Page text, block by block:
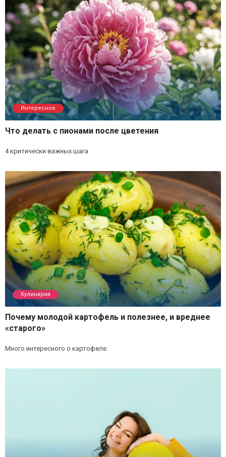
Интересное
Что делать с пионами после цветения
4 критически важных шага
Кулинария
Почему молодой картофель и полезнее, и вреднее
«старого»
Много интересного о картофеле